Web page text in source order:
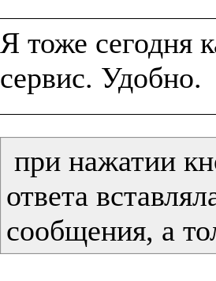
Я тоже сегодня
при нажатии
ответа
сообщения, а